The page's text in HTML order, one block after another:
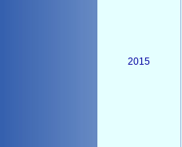
2015